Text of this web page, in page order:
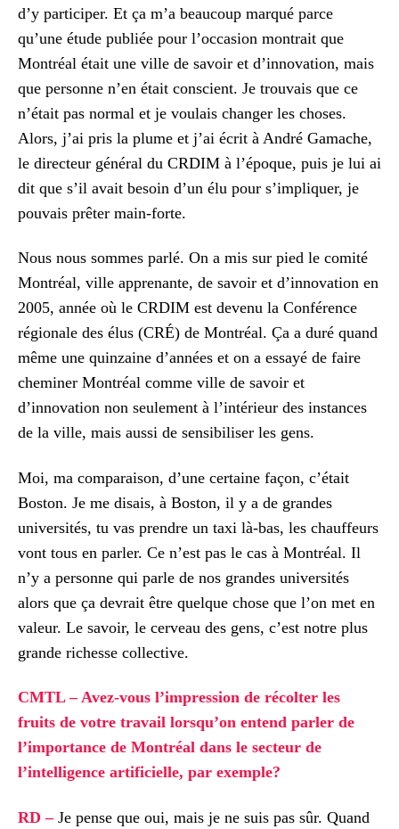
d’y participer. Et ça m’a beaucoup marqué parce
qu’une étude publiée pour l’occasion montrait que
Montréal était une ville de savoir et d’innovation, mais
que personne n’en était conscient. Je trouvais que ce
n’était pas normal et je voulais changer les choses.
Alors, j’ai pris la plume et j’ai écrit à André Gamache,
le directeur général du CRDIM à l’époque, puis je lui ai
dit que s’il avait besoin d’un élu pour s’impliquer, je
pouvais prêter main-forte.
Nous nous sommes parlé. On a mis sur pied le comité
Montréal, ville apprenante, de savoir et d’innovation en
2005, année où le CRDIM est devenu la Conférence
régionale des élus (CRÉ) de Montréal. Ça a duré quand
même une quinzaine d’années et on a essayé de faire
cheminer Montréal comme ville de savoir et
d’innovation non seulement à l’intérieur des instances
de la ville, mais aussi de sensibiliser les gens.
Moi, ma comparaison, d’une certaine façon, c’était
Boston. Je me disais, à Boston, il y a de grandes
universités, tu vas prendre un taxi là-bas, les chauffeurs
vont tous en parler. Ce n’est pas le cas à Montréal. Il
n’y a personne qui parle de nos grandes universités
alors que ça devrait être quelque chose que l’on met en
valeur. Le savoir, le cerveau des gens, c’est notre plus
grande richesse collective.
CMTL – Avez-vous l’impression de récolter les
fruits de votre travail lorsqu’on entend parler de
l’importance de Montréal dans le secteur de
l’intelligence artificielle, par exemple?
RD –Je pense que oui, mais je ne suis pas sûr. Quand